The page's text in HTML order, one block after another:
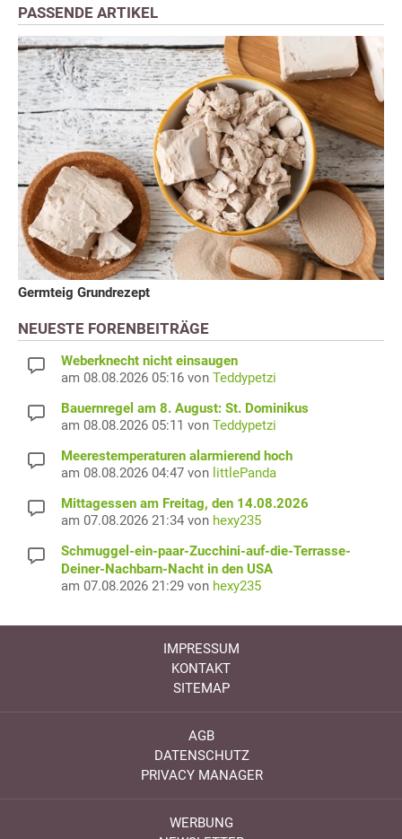
PASSENDE ARTIKEL
Germteig Grundrezept
NEUESTE FORENBEITRÄGE
Weberknecht nicht einsaugen
am 08.08.2026 05:16 von Teddypetzi
Bauernregel am 8. August: St. Dominikus
am 08.08.2026 05:11 von Teddypetzi
Meerestemperaturen alarmierend hoch
am 08.08.2026 04:47 von littlePanda
Mittagessen am Freitag, den 14.08.2026
am 07.08.2026 21:34 von hexy235
Schmuggel-ein-paar-Zucchini-auf-die-Terrasse-
Deiner-Nachbarn-Nacht in den USA
am 07.08.2026 21:29 von hexy235
IMPRESSUM
KONTAKT
SITEMAP
AGB
DATENSCHUTZ
PRIVACY MANAGER
WERBUNG